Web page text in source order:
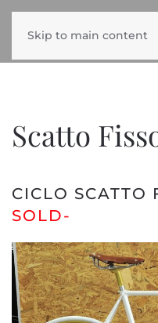
Skip to main content
Scatto
CICLO SCATTO
SOLD-